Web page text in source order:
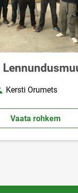
Kersti Orumets
Vaata rohkem